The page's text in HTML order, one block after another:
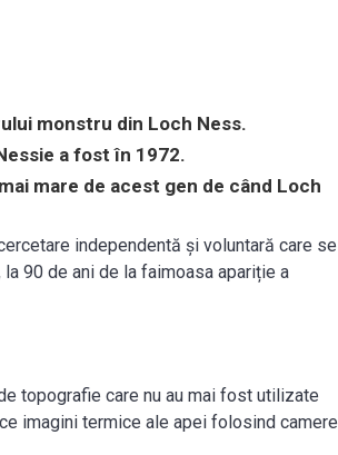
monstru din Loch Ness.
a fost în 1972.
mare de acest gen de când Loch
independentă și voluntară care se
90 de ani de la faimoasa apariție a
topografie care nu au mai fost utilizate
imagini termice ale apei folosind camere